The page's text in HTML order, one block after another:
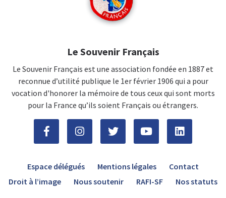
Le Souvenir Français
Le Souvenir Français est une association fondée en 1887 et
reconnue d’utilité publique le 1er février 1906 qui a pour
vocation d'honorer la mémoire de tous ceux qui sont morts
pour la France qu’ils soient Français ou étrangers.
Espace délégués Mentions légales
Contact
Droit à l’image
Nous soutenir RAFI-SF Nos statuts